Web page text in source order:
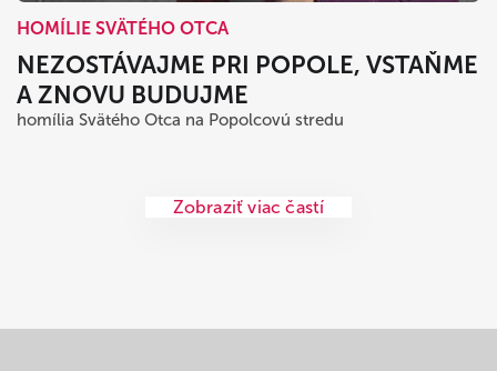
HOMÍLIE SVÄTÉHO OTCA
NEZOSTÁVAJME PRI POPOLE, VSTAŇME
A ZNOVU BUDUJME
homília Svätého Otca na Popolcovú stredu
Zobraziť viac častí